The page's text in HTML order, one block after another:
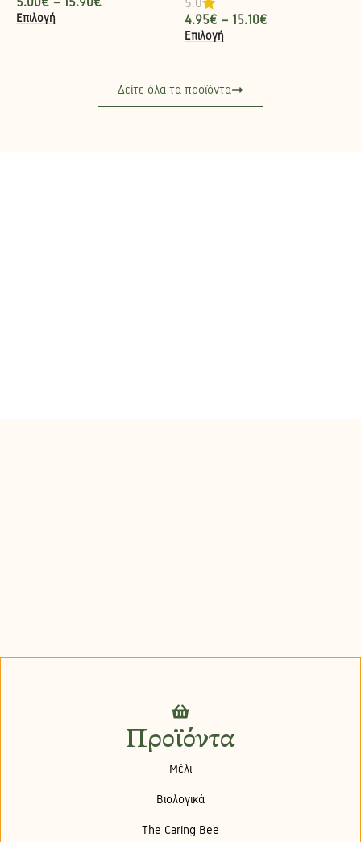
Επιλογή
4.95€ – 15.10€
Επιλογή
Δείτε όλα τα προϊόντα
Προϊόντα
Μέλι
Βιολογικά
The Caring Bee